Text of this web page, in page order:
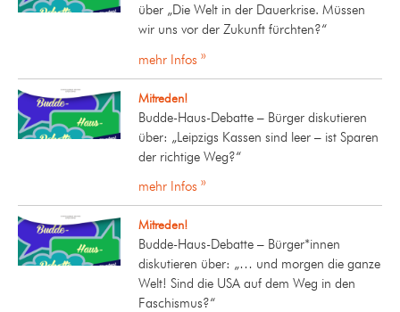
über „Die Welt in der Dauerkrise. Müssen
wir uns vor der Zukunft fürchten?“
mehr Infos »
Mitreden!
Budde-Haus-Debatte – Bürger diskutieren
über: „Leipzigs Kassen sind leer – ist Sparen
der richtige Weg?“
mehr Infos »
Mitreden!
Budde-Haus-Debatte – Bürger*innen
diskutieren über: „… und morgen die ganze
Welt! Sind die USA auf dem Weg in den
Faschismus?“